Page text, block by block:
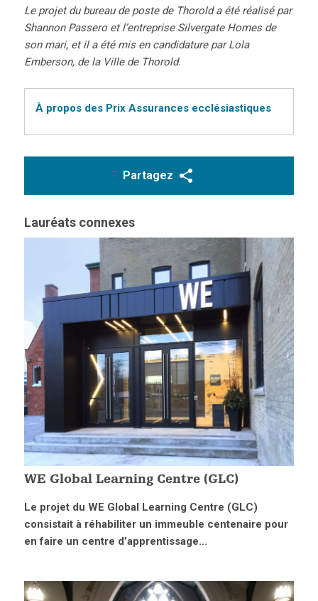
Le projet du bureau de poste de Thorold a été réalisé par
Shannon Passero et l’entreprise Silvergate Homes de
son mari, et il a été mis en candidature par Lola
Emberson, de la Ville de Thorold.
À propos des Prix Assurances ecclésiastiques
Partagez
Lauréats connexes
WE Global Learning Centre (GLC)
Le projet du WE Global Learning Centre (GLC)
consistait à réhabiliter un immeuble centenaire pour
en faire un centre d’apprentissage...